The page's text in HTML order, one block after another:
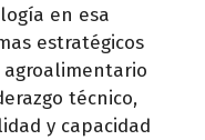
en esa
estratégicos
técnico,
y capacidad